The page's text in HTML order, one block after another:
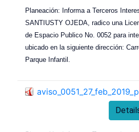
Planeación: Informa a Terceros
SANTIUSTY OJEDA, radico una
de Espacio Publico No. 0052 para
ubicado en la siguiente dirección:
Parque Infantil.